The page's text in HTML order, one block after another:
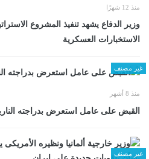
منذ 12 شهرًا
وزير الدفاع يشهد تنفيذ المشروع
الاستخبارات العسكرية
غير مصنف
منذ 8 أشهر
القبض على عامل استعرض بدراجته
غير مصنف